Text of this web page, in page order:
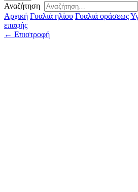
Αναζήτηση
Αρχική Γυαλιά ηλίου Γυαλιά οράσεως
επαφής
← Επιστροφή